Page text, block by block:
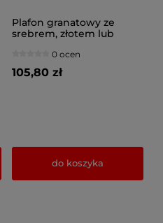
Plafon granatowy ze
srebrem, złotem lub
przegubie0 ocen
105,80 zł
do koszyka